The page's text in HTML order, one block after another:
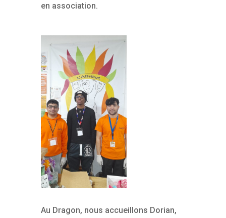
en association.
Au Dragon, nous accueillons Dorian,